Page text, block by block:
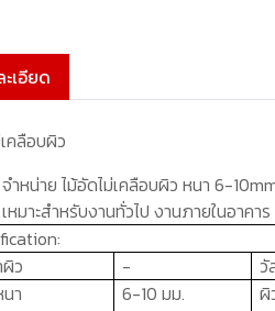
เอียด
คลือบผิว
จำหน่ายไม้อัดไม่เคลือบผิว หนา6-10
เหมาะสำหรับงานทั่วไป งานภายในอาคา
ว
- วั
า
6-10 มม. ผิ